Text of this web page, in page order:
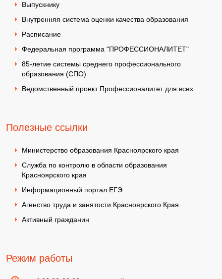
Выпускнику
Внутренняя система оценки качества образования
Расписание
Федеральная программа "ПРОФЕССИОНАЛИТЕТ"
85-летие системы среднего профессионального
образования (СПО)
Ведомственный проект Профессионалитет для всех
Полезные ссылки
Министерство образования Красноярского края
Служба по контролю в области образования
Красноярского края
Информационный портал ЕГЭ
Агенство труда и занятости Красноярского Края
Активный гражданин
Режим работы